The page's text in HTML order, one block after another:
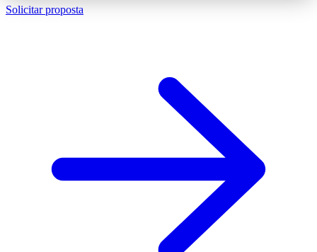
Solicitar proposta